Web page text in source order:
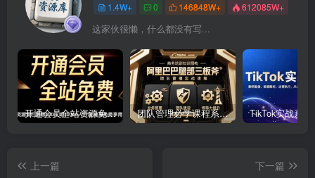
1.4W+ 0 146848W+ 612085W+
这家伙很懒，什么都没有写...
开通会员全站资源免费下载 开通VIP会员 HY资源库 团队管理必学课程系列，阿里巴巴“腿部三板斧”
上一篇
下一篇